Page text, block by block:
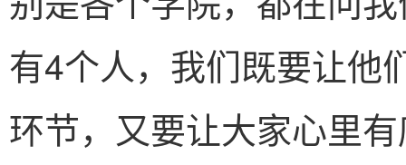
有4个人，我们既要让他
环节，又要让大家心里